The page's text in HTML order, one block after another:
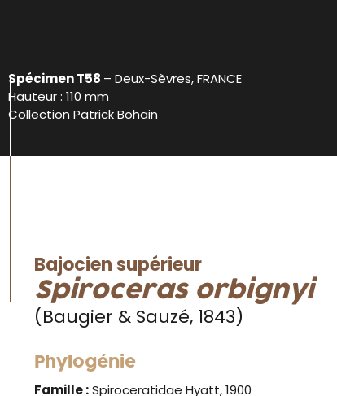
Spécimen T58 – Deux-Sèvres, FRANCE
Hauteur : 110 mm
Collection Patrick Bohain
Bajocien supérieur
Spiroceras orbignyi
(Baugier & Sauzé, 1843)
Phylogénie
Famille :Spiroceratidae Hyatt, 1900